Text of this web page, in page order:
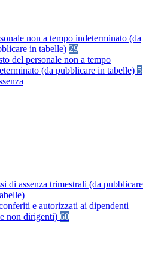
non a tempo indeterminato (da
in tabelle) 29
del personale non a tempo
(da pubblicare in tabelle) 5
di assenza trimestrali (da pubblicare
e autorizzati ai dipendenti
non dirigenti) 60